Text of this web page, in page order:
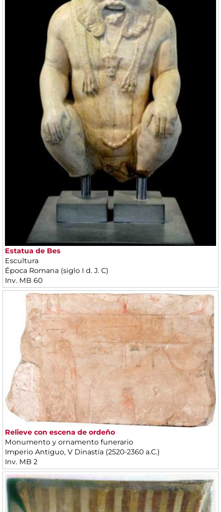
Estatua de Bes
Escultura
Época Romana (siglo I d. J. C)
Inv. MB 60
Relieve con escena de ordeño
Monumento y ornamento funerario
Imperio Antiguo, V Dinastía (2520-2360 a.C.)
Inv. MB 2